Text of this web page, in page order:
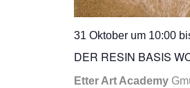
DER RESIN BASIS
31 Oktober um 10:00
Etter Art Academy